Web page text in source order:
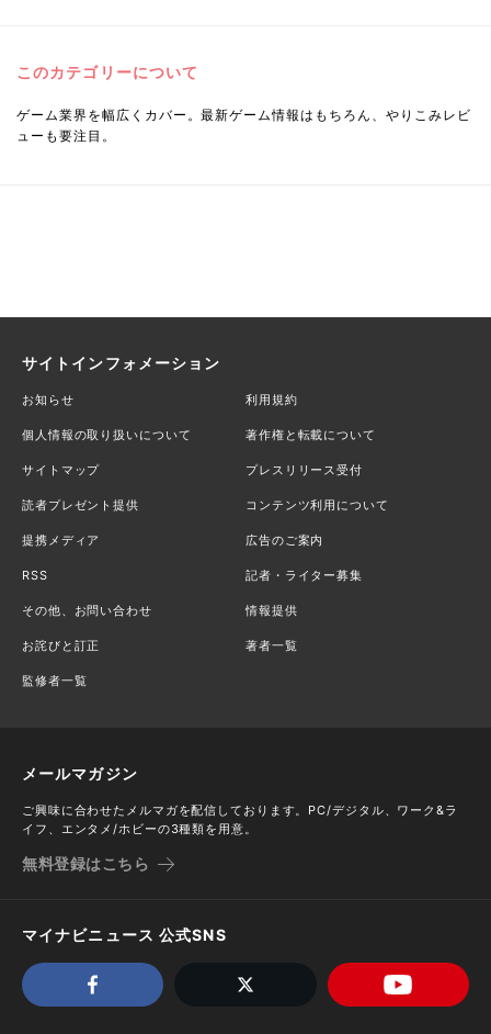
このカテゴリーについて
ゲーム業界を幅広くカバー。最新ゲーム情報はもちろん、やりこみレビ
ューも要注目。
サイトインフォメーション
お知らせ 利用規約
個人情報の取り扱いについて 著作権と転載について
サイトマップ プレスリリース受付
読者プレゼント提供 コンテンツ利用について
提携メディア 広告のご案内
RSS 記者・ライター募集
その他、お問い合わせ 情報提供
お詫びと訂正 著者一覧
監修者一覧
メールマガジン
ご興味に合わせたメルマガを配信しております。PC/デジタル、ワーク&ラ
イフ、エンタメ/ホビーの3種類を用意。
無料登録はこちら
マイナビニュース 公式SNS